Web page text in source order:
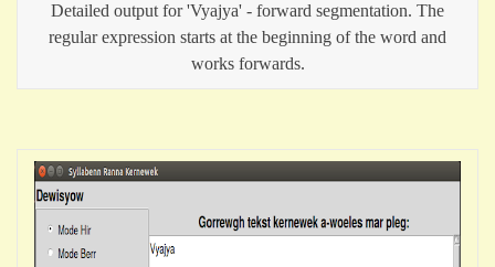
Detailed output for 'Vyajya' - forward segmentation. The
regular expression starts at the beginning of the word and
works forwards.